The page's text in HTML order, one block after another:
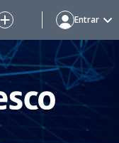
Entrar